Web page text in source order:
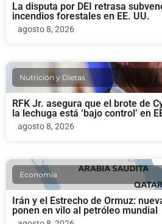
La disputa por DEI retrasa
incendios forestales en EE. UU.
agosto 8, 2026
Nutrición y Dietas
RFK Jr. asegura que el brote de
la lechuga está ‘bajo control’ en
agosto 8, 2026
Economia
Irán y el Estrecho de Ormuz:
ponen en vilo al petróleo mundial